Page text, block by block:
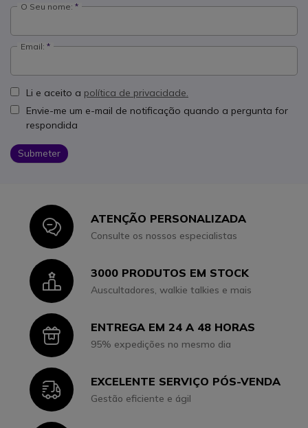
O Seu nome:
Email:
Li e aceito a política de privacidade.
Envie-me um e-mail de notificação quando a pergunta for
respondida
Submeter
IconATENÇÃO PERSONALIZADA
Consulte os nossos especialistas
Icon3000 PRODUTOS EM STOCK
Auscultadores, walkie talkies e mais
IconENTREGA EM 24 A 48 HORAS
95% expedições no mesmo dia
IconEXCELENTE SERVIÇO PÓS-VENDA
Gestão eficiente e ágil